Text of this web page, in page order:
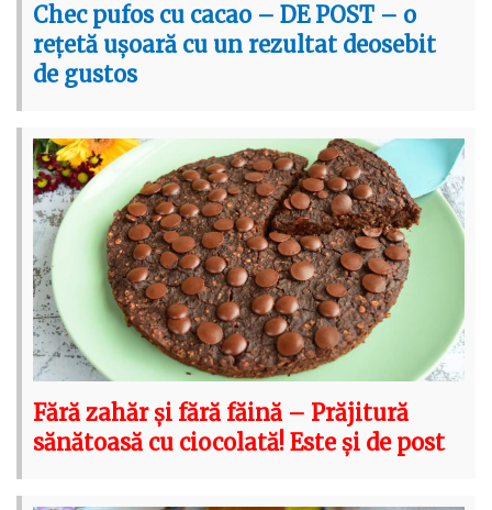
Chec pufos cu cacao – DE POST – o
rețetă ușoară cu un rezultat deosebit
de gustos
Fără zahăr și fără făină – Prăjitură
sănătoasă cu ciocolată! Este și de post